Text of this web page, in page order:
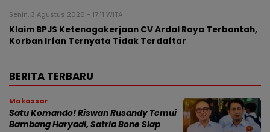
Senin, 3 Agustus 2026 - 17:11 WITA
Klaim BPJS Ketenagakerjaan CV Ardal Raya Terbantah,
Korban Irfan Ternyata Tidak Terdaftar
BERITA TERBARU
Makassar
Satu Komando! Riswan Rusandy Temui
Bambang Haryadi, Satria Bone Siap